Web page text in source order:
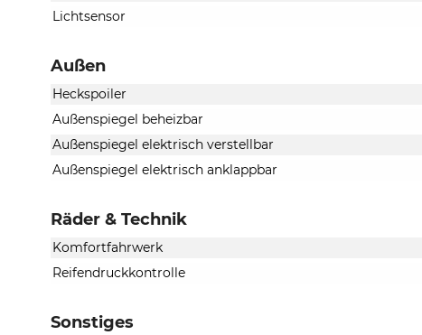
Lichtsensor
Außen
Heckspoiler
Außenspiegel beheizbar
Außenspiegel elektrisch verstellbar
Außenspiegel elektrisch anklappbar
Räder & Technik
Komfortfahrwerk
Reifendruckkontrolle
Sonstiges